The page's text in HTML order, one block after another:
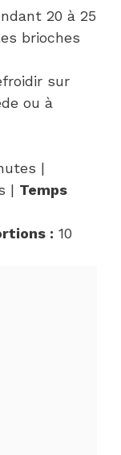
20 à 25
brioches
sur
ou à
|
| Temps
: 10